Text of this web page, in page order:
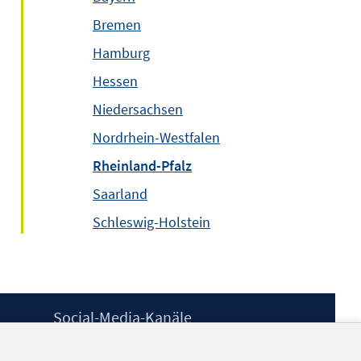
Bremen
Hamburg
Hessen
Niedersachsen
Nordrhein-Westfalen
Rheinland-Pfalz
Saarland
Schleswig-Holstein
Social-Media-Kanäle